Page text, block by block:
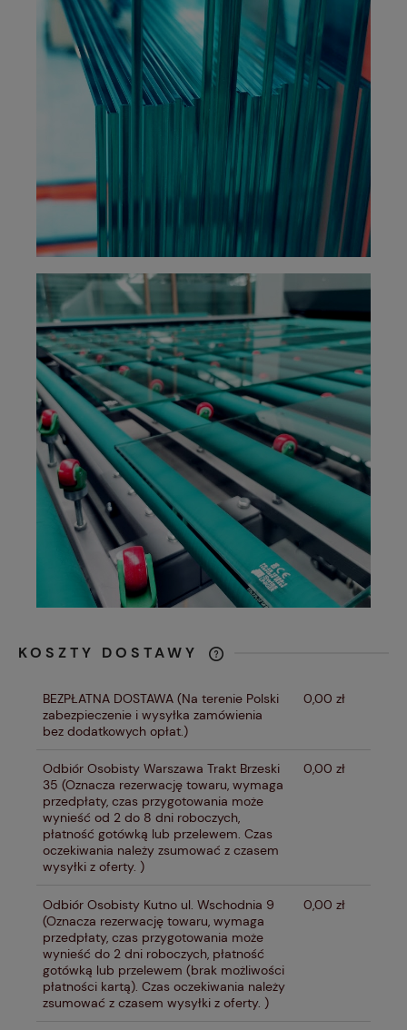
KOSZTY DOSTAWY
KOSZTÓW PŁATNOŚCI
BEZPŁATNA DOSTAWA (Na terenie Polski
zabezpieczenie i wysyłka zamówienia
bez dodatkowych opłat.)
0,00 zł
Odbiór Osobisty Warszawa Trakt Brzeski
35 (Oznacza rezerwację towaru, wymaga
przedpłaty, czas przygotowania może
wynieść od 2 do 8 dni roboczych,
płatność gotówką lub przelewem. Czas
oczekiwania należy zsumować z czasem
wysyłki z oferty. )
0,00 zł
Odbiór Osobisty Kutno ul. Wschodnia 9
(Oznacza rezerwację towaru, wymaga
przedpłaty, czas przygotowania może
wynieść do 2 dni roboczych, płatność
gotówką lub przelewem (brak możliwości
płatności kartą). Czas oczekiwania należy
zsumować z czasem wysyłki z oferty. )
0,00 zł